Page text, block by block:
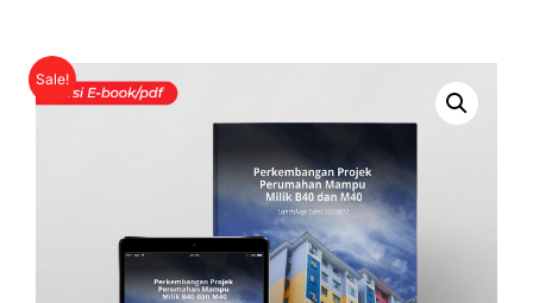
Sale!